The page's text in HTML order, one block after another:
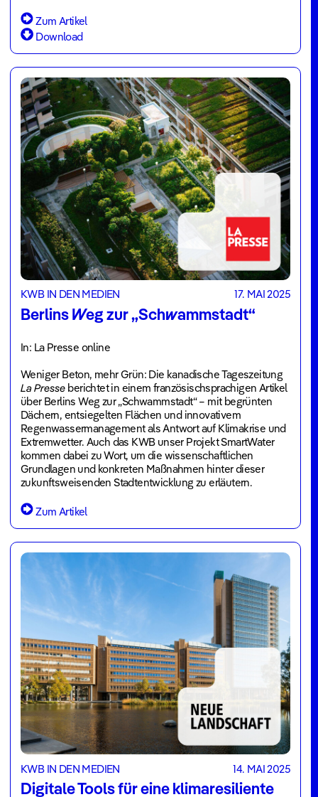
Zum Artikel
Download
KWB IN DEN MEDIEN 17. MAI 2025
Berlins Weg zur „Schwammstadt“
In: La Presse online
Weniger Beton, mehr Grün: Die kanadische Tageszeitung
La Presse berichtet in einem französischsprachigen Artikel
über Berlins Weg zur „Schwammstadt“ – mit begrünten
Dächern, entsiegelten Flächen und innovativem
Regenwassermanagement als Antwort auf Klimakrise und
Extremwetter. Auch das KWB unser Projekt SmartWater
kommen dabei zu Wort, um die wissenschaftlichen
Grundlagen und konkreten Maßnahmen hinter dieser
zukunftsweisenden Stadtentwicklung zu erläutern.
Zum Artikel
KWB IN DEN MEDIEN 14. MAI 2025
Digitale Tools für eine klimaresiliente